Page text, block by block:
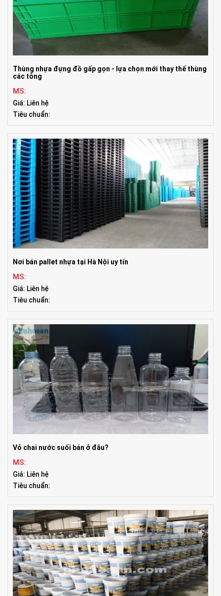
Thùng nhựa đựng đồ gấp gọn - lựa chọn mới thay thế thùng
các tông
MS:
Giá: Liên hệ
Tiêu chuẩn:
Nơi bán pallet nhựa tại Hà Nội uy tín
MS:
Giá: Liên hệ
Tiêu chuẩn:
Vỏ chai nước suối bán ở đâu?
MS:
Giá: Liên hệ
Tiêu chuẩn: